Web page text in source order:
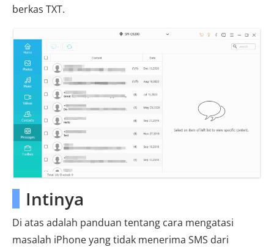
berkas TXT.
Intinya
Di atas adalah panduan tentang cara mengatasi
masalah iPhone yang tidak menerima SMS dari